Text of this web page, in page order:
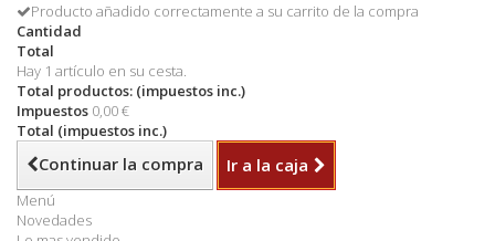
Producto añadido correctamente a su carrito de la compra
Cantidad
Total
Hay 1 artículo en su cesta.
Total productos: (impuestos inc.)
Impuestos 0,00 €
Total (impuestos inc.)
Continuar la compra Ir a la caja
Menú
Novedades